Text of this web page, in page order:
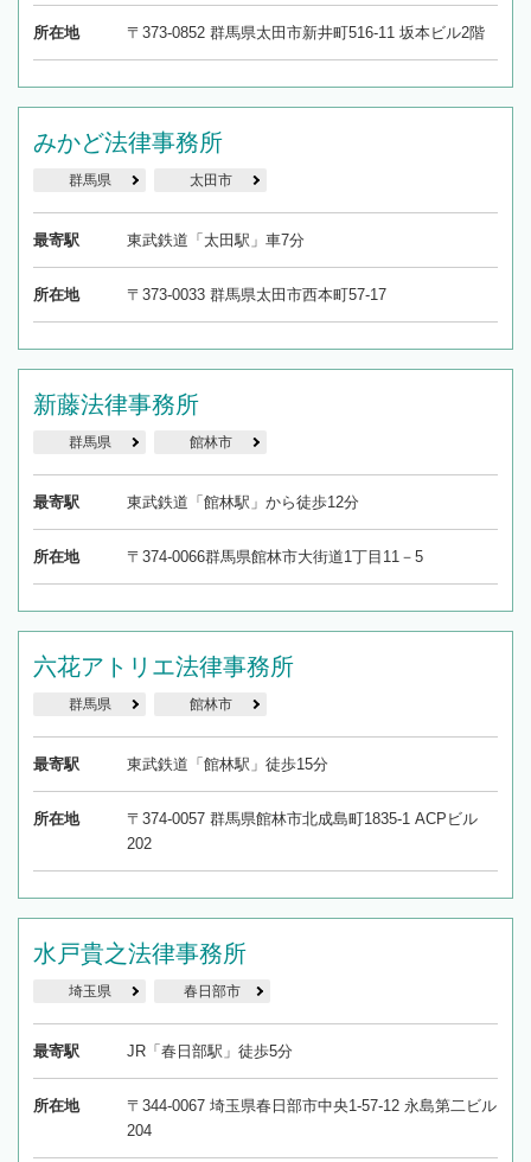
所在地 〒373-0852 群馬県太田市新井町516-11 坂本ビル2階
みかど法律事務所
群馬県 太田市
最寄駅 東武鉄道「太田駅」車7分
所在地 〒373-0033 群馬県太田市西本町57-17
新藤法律事務所
群馬県 館林市
最寄駅 東武鉄道「館林駅」から徒歩12分
所在地 〒374-0066群馬県館林市大街道1丁目11－5
六花アトリエ法律事務所
群馬県 館林市
最寄駅 東武鉄道「館林駅」徒歩15分
所在地
〒374-0057 群馬県館林市北成島町1835-1 ACPビル
202
水戸貴之法律事務所
埼玉県 春日部市
最寄駅 JR「春日部駅」徒歩5分
所在地
〒344-0067 埼玉県春日部市中央1-57-12 永島第二ビル
204